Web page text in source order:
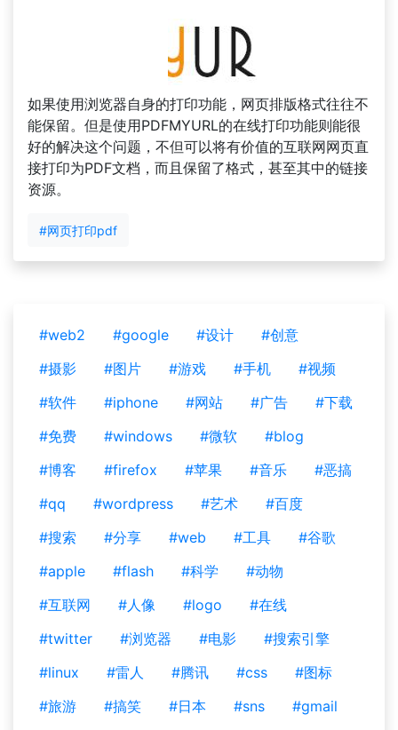
如果使用浏览器自身的打印功能，网页排版格式往往不
能保留。但是使用PDFMYURL的在线打印功能则能很
好的解决这个问题，不但可以将有价值的互联网网页直
接打印为PDF文档，而且保留了格式，甚至其中的链接
资源。
#网页打印pdf
#web2 #google #设计
#创意
#摄影
#图片 #游戏 #手机
#视频
#软件
#iphone #网站 #广告
#下载
#免费
#windows #微软
#blog
#博客
#firefox #苹果 #音乐
#恶搞
#qq
#wordpress #艺术
#百度
#搜索
#分享 #web #工具
#谷歌
#apple
#flash #科学
#动物
#互联网
#人像 #logo
#在线
#twitter
#浏览器 #电影
#搜索引擎
#linux
#雷人 #腾讯 #css
#图标
#旅游
#搞笑 #日本 #sns
#gmail